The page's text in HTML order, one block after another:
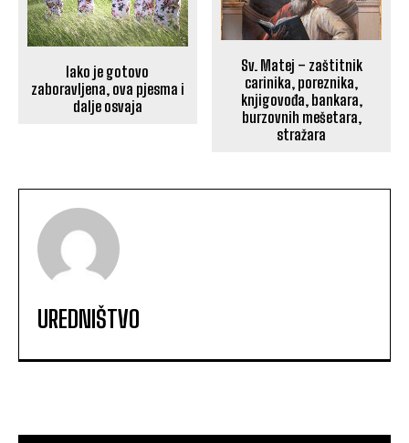
Iako je gotovo
zaboravljena, ova pjesma i
dalje osvaja
Sv. Matej – zaštitnik
carinika, poreznika,
knjigovođa, bankara,
burzovnih mešetara,
stražara
UREDNIŠTVO